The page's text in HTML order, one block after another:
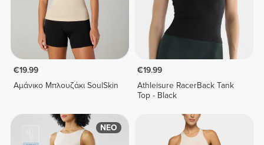
€19.99
Αμάνικο Μπλουζάκι SoulSkin
€19.99
Athleisure RacerBack Tank
Top - Black
ΝΕΟ